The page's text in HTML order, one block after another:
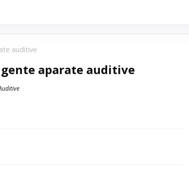
auditive
aparate auditive